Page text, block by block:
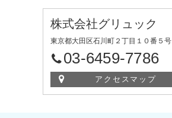
株式会社グリュック
東京都大田区石川町２丁目１０番５号
03-6459-7786
アクセスマップ